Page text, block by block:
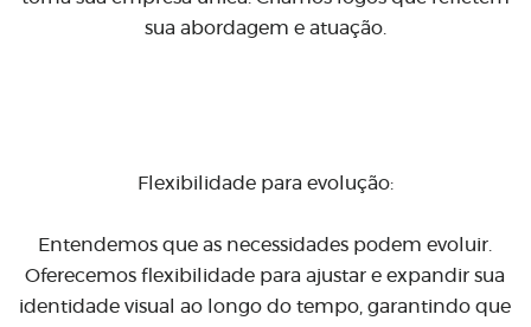
sua abordagem e atuação.
Flexibilidade para evolução:
Entendemos que as necessidades podem evoluir.
Oferecemos flexibilidade para ajustar e expandir sua
identidade visual ao longo do tempo, garantindo que